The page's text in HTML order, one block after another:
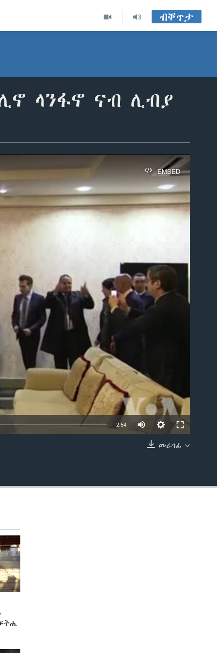
ብቐጥታ
ላንፋኖ ናብ ሊብያ
EMBED
2:54
መራገፊ